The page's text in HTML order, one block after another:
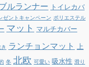
ルランナー
トイレカバ
ゼントキャンペーン ポリエステル
マット マルチカバー
ランチョンマット
上
冬 北欧 可愛い 吸水性 滑り